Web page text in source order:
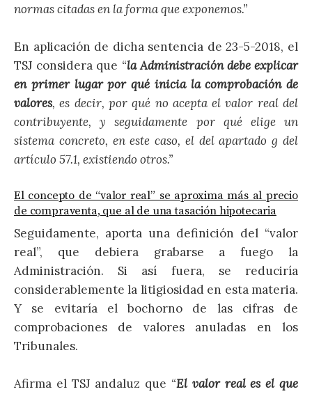
normas citadas en la forma que exponemos.”
En aplicación de dicha sentencia de 23-5-2018, el
TSJ considera que “la Administración debe explicar
en primer lugar por qué inicia la comprobación de
valores, es decir, por qué no acepta el valor real del
contribuyente, y seguidamente por qué elige un
sistema concreto, en este caso, el del apartado g del
artículo 57.1, existiendo otros.”
El concepto de “valor real” se aproxima más al precio
de compraventa, que al de una tasación hipotecaria
Seguidamente, aporta una definición del “valor
real”, que debiera grabarse a fuego la
Administración. Si así fuera, se reduciría
considerablemente la litigiosidad en esta materia.
Y se evitaría el bochorno de las cifras de
comprobaciones de valores anuladas en los
Tribunales.
Afirma el TSJ andaluz que “El valor real es el que